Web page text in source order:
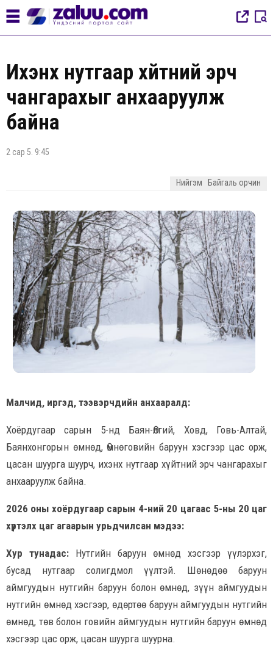
Ихэнх нутгаар хүйтний эрч
чангарахыг анхааруулж
байна
2 сар 5. 9:45
Нийгэм Байгаль орчин
Малчид, иргэд, тээвэрчдийн анхааралд:
Хоёрдугаар сарын 5-нд Баян-Өлгий, Ховд, Говь-Алтай,
Баянхонгорын өмнөд, Өмнөговийн баруун хэсгээр цас орж,
цасан шуурга шуурч, ихэнх нутгаар хүйтний эрч чангарахыг
анхааруулж байна.
2026 оны хоёрдугаар сарын 4-ний 20 цагаас 5-ны 20 цаг
хүртэлх цаг агаарын урьдчилсан мэдээ:
Хур тунадас: Нутгийн баруун өмнөд хэсгээр үүлэрхэг,
бусад нутгаар солигдмол үүлтэй. Шөнөдөө баруун
аймгуудын нутгийн баруун болон өмнөд, зүүн аймгуудын
нутгийн өмнөд хэсгээр, өдөртөө баруун аймгуудын нутгийн
өмнөд, төв болон говийн аймгуудын нутгийн баруун өмнөд
хэсгээр цас орж, цасан шуурга шуурна.